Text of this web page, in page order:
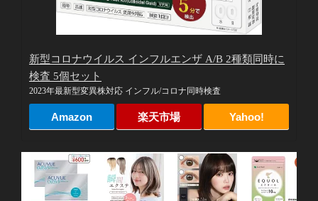
新型コロナウイルス インフルエンザ A/B 2種類同時に
検査 5個セット
2023年最新型変異株対応 インフル/コロナ同時検査
Amazon 楽天市場 Yahoo!